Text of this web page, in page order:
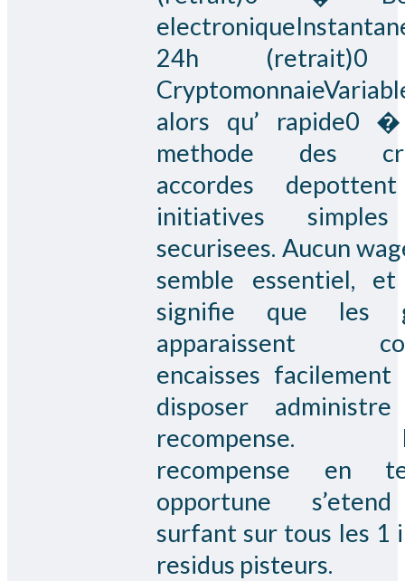
24h
alors qu’ rapide0
methode des
accordes
initiatives
securisees. Aucun
semble essentiel,
signifie que les
apparaissent
encaisses facilement
disposer
recompense.
recompense en
opportune
surfant sur tous les 1
residus pisteurs.